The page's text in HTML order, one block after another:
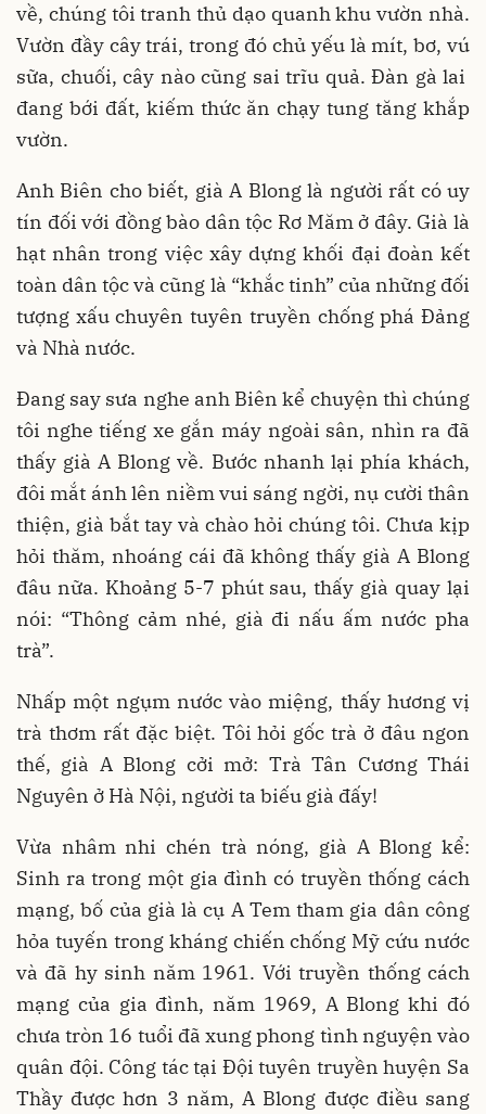
về, chúng tôi tranh thủ dạo quanh khu vườn nhà.
Vườn đầy cây trái, trong đó chủ yếu là mít, bơ, vú
sữa, chuối, cây nào cũng sai trĩu quả. Đàn gà lai
đang bới đất, kiếm thức ăn chạy tung tăng khắp
vườn.
Anh Biên cho biết, già A Blong là người rất có uy
tín đối với đồng bào dân tộc Rơ Măm ở đây. Già là
hạt nhân trong việc xây dựng khối đại đoàn kết
toàn dân tộc và cũng là “khắc tinh” của những đối
tượng xấu chuyên tuyên truyền chống phá Đảng
và Nhà nước.
Đang say sưa nghe anh Biên kể chuyện thì chúng
tôi nghe tiếng xe gắn máy ngoài sân, nhìn ra đã
thấy già A Blong về. Bước nhanh lại phía khách,
đôi mắt ánh lên niềm vui sáng ngời, nụ cười thân
thiện, già bắt tay và chào hỏi chúng tôi. Chưa kịp
hỏi thăm, nhoáng cái đã không thấy già A Blong
đâu nữa. Khoảng 5-7 phút sau, thấy già quay lại
nói: “Thông cảm nhé, già đi nấu ấm nước pha
trà”.
Nhấp một ngụm nước vào miệng, thấy hương vị
trà thơm rất đặc biệt. Tôi hỏi gốc trà ở đâu ngon
thế, già A Blong cởi mở: Trà Tân Cương Thái
Nguyên ở Hà Nội, người ta biếu già đấy!
Vừa nhâm nhi chén trà nóng, già A Blong kể:
Sinh ra trong một gia đình có truyền thống cách
mạng, bố của già là cụ A Tem tham gia dân công
hỏa tuyến trong kháng chiến chống Mỹ cứu nước
và đã hy sinh năm 1961. Với truyền thống cách
mạng của gia đình, năm 1969, A Blong khi đó
chưa tròn 16 tuổi đã xung phong tình nguyện vào
quân đội. Công tác tại Đội tuyên truyền huyện Sa
Thầy được hơn 3 năm, A Blong được điều sang